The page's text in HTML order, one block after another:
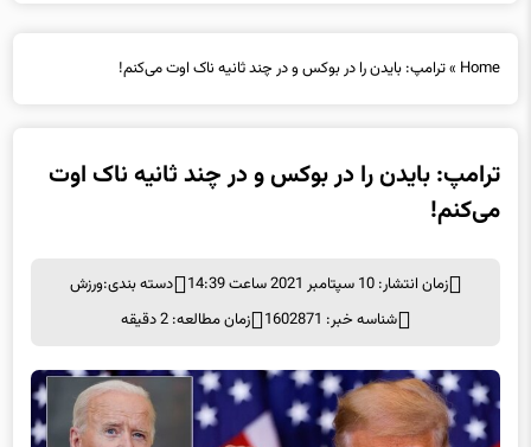
Home
»ترامپ: بایدن را در بوکس و در چند ثانیه ناک اوت می‌کنم!
ترامپ: بایدن را در بوکس و در چند ثانیه ناک اوت
می‌کنم!
زمان انتشار: 10 سپتامبر 2021 ساعت 14:39 دسته بندی:ورزش
شناسه خبر: 1602871
زمان مطالعه: 2 دقیقه